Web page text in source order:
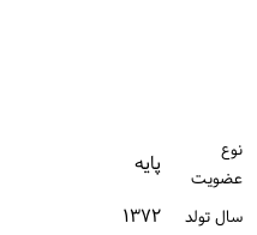
نوع
عضویت
پایه
سال تولد ۱۳۷۲